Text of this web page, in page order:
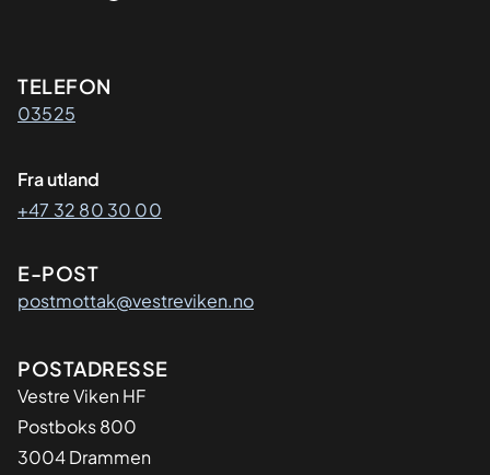
Kontaktinformasjon
TELEFON
03525
Fra utland
+47 32 80 30 00
E-POST
postmottak@vestreviken.no
Adresse
POSTADRESSE
Vestre Viken HF
Postboks 800
3004 Drammen